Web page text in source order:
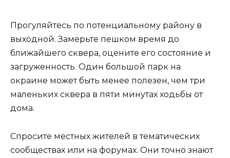
Прогуляйтесь по потенциальному району в
выходной. Замерьте пешком время до
ближайшего сквера, оцените его состояние и
загруженность. Один большой парк на
окраине может быть менее полезен, чем три
маленьких сквера в пяти минутах ходьбы от
дома.
Спросите местных жителей в тематических
сообществах или на форумах. Они точно знают